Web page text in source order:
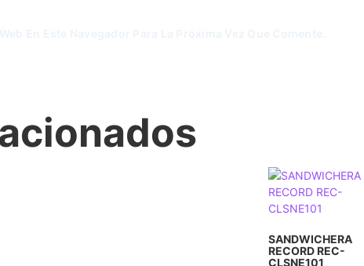
SANDWICHERA
RECORD REC-
CLSNE101